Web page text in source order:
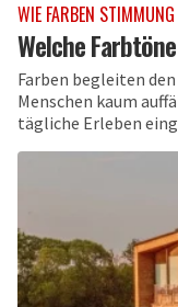
WIE FARBEN STIMMUNG
Welche
Farben begleiten
Menschen kaum
tägliche Erleben